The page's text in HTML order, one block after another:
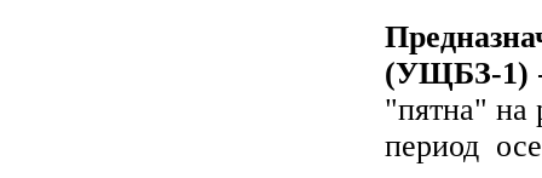
(УЩБЗ-1)
"пятна" на
период